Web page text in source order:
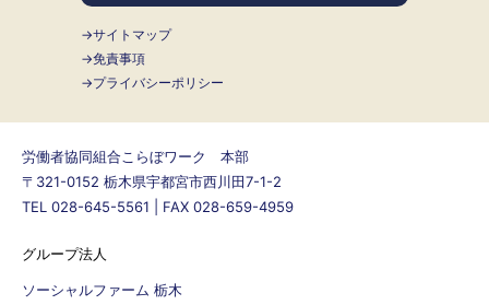
サイトマップ
免責事項
プライバシーポリシー
労働者協同組合こらぼワーク 本部
〒321-0152 栃木県宇都宮市西川田7-1-2
TEL 028-645-5561 | FAX 028-659-4959
グループ法人
ソーシャルファーム 栃木